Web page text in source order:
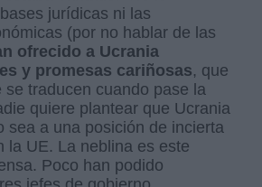
jurídicas ni las
(por no hablar de las
ofrecido a Ucrania
y promesas cariñosas, que
se traducen cuando pase la
quiere plantear que Ucrania
sea a una posición de incierta
la UE. La neblina es este
Poco han podido